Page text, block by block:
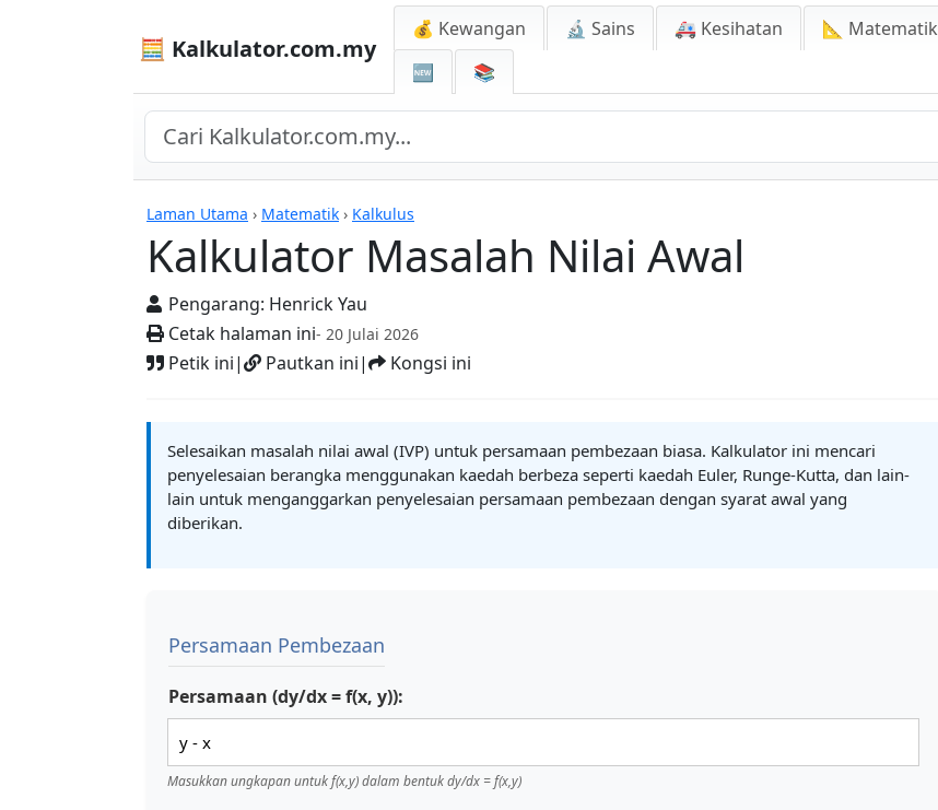
🧮 Kalkulator.com.my
💰 Kewangan 🔬 Sains 🚑 Kesihatan 📐 Matematik
🆕
📚
Laman Utama › Matematik › Kalkulus
Kalkulator Masalah Nilai Awal
Pengarang: Henrick Yau
Cetak halaman ini- 20 Julai 2026
Petik ini| Pautkan ini| Kongsi ini
Kalkulator
Selesaikan masalah nilai awal (IVP) untuk persamaan pembezaan biasa. Kalkulator ini mencari
penyelesaian berangka menggunakan kaedah berbeza seperti kaedah Euler, Runge-Kutta, dan lain-
lain untuk menganggarkan penyelesaian persamaan pembezaan dengan syarat awal yang
diberikan.
Persamaan Pembezaan
Persamaan (dy/dx = f(x, y)):
Masukkan ungkapan untuk f(x,y) dalam bentuk dy/dx = f(x,y)